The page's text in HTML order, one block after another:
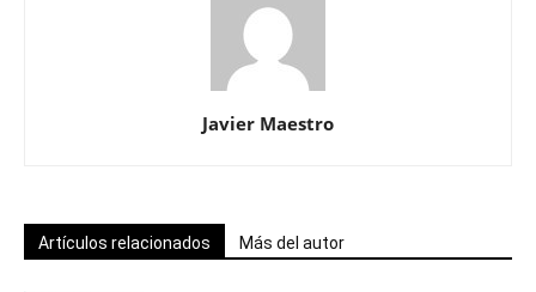
Javier Maestro
Artículos relacionados Más del autor